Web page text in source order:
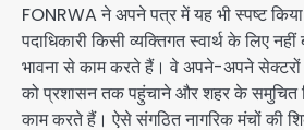
FONRWA ने अपने पत्र में यह भी स्पष्ट
पदाधिकारी किसी व्यक्तिगत स्वार्थ के लिए
भावना से काम करते हैं। वे अपने-अपने सेक्टरों
को प्रशासन तक पहुंचाने और शहर के समुचित
काम करते हैं। ऐसे संगठित नागरिक मंचों की